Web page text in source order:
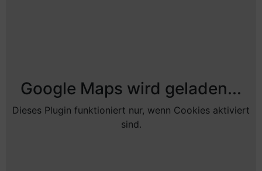
Google Maps wird geladen...
Dieses Plugin funktioniert nur, wenn Cookies aktiviert
sind.